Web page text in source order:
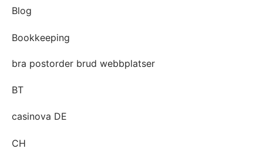
Blog
Bookkeeping
bra postorder brud webbplatser
BT
casinova DE
CH